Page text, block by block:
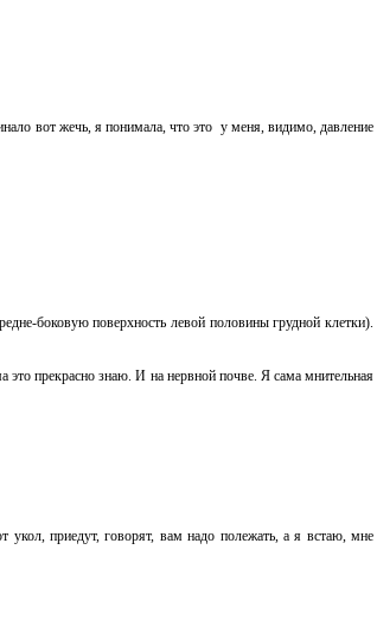
вот жечь, я понимала, что это у меня, видимо, давление
боковую поверхность левой половины грудной клетки).
прекрасно знаю. И на нервной почве. Я сама мнительная
приедут, говорят, вам надо полежать, а я встаю, мне